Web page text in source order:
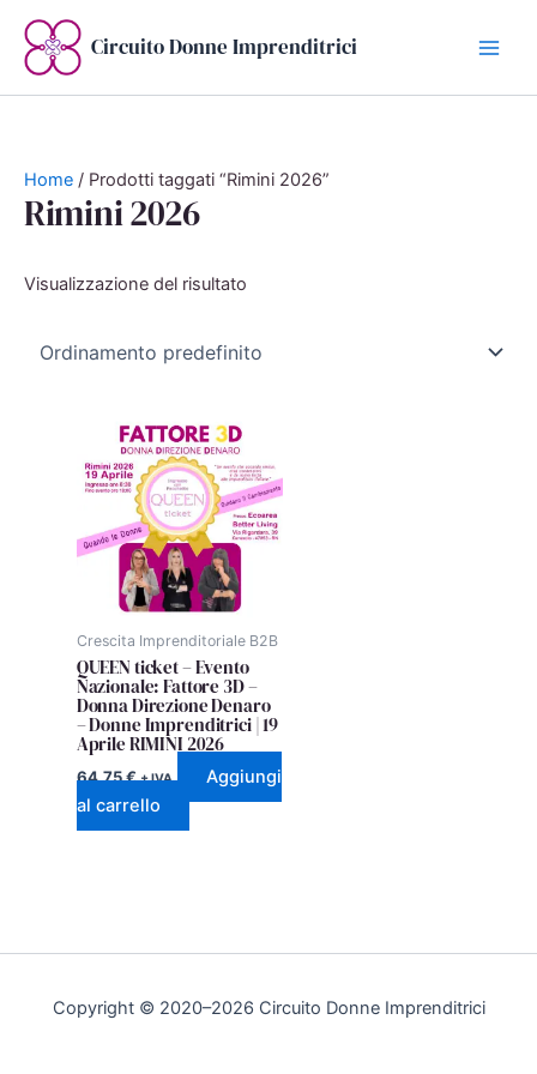
contenuto
Circuito Donne Imprenditrici
Home / Prodotti taggati “Rimini 2026”
Rimini 2026
Visualizzazione del risultato
Crescita Imprenditoriale B2B
QUEEN ticket – Evento
Nazionale: Fattore 3D –
Donna Direzione Denaro
– Donne Imprenditrici | 19
Aprile RIMINI 2026
64,75€ + IVA
Aggiungi
al carrello
Copyright © 2020–2026 Circuito Donne Imprenditrici